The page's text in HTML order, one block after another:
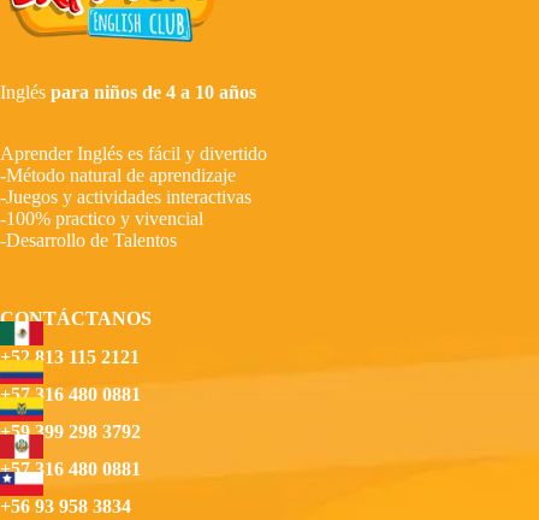
Inglés para niños de 4 a 10 años
Aprender Inglés es fácil y divertido
-Método natural de aprendizaje
-Juegos y actividades interactivas
-100% practico y vivencial
-Desarrollo de Talentos
CONTÁCTANOS
+52 813 115 2121
+57 316 480 0881
+59 399 298 3792
+57 316 480 0881
+56 93 958 3834